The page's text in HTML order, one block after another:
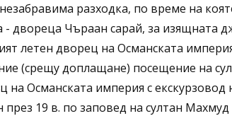
разходка, по време на
- двореца Чъраан сарай, за изящната
летен дворец на Османската
(срещу доплащане) посещение на
на Османската империя с екскурзовод
19 в. по заповед на султан